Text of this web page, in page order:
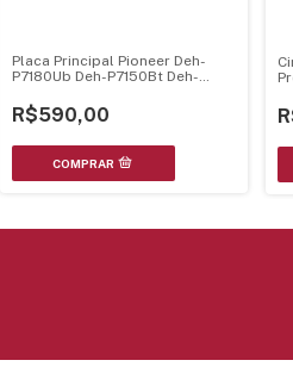
Placa Principal Pioneer Deh-
P7180Ub Deh-P7150Bt Deh-
R$590,00